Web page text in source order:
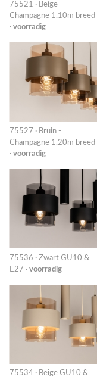
75521 · Beige -
Champagne 1.10m breed
· voorradig
75527 · Bruin -
Champagne 1.20m breed
· voorradig
75536 · Zwart GU10 &
E27 · voorradig
75534 · Beige GU10 &